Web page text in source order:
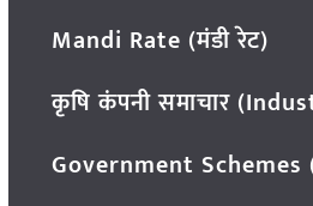
Mandi Rate (मंडी रेट)
कृषि कंपनी समाचार
Government Schemes